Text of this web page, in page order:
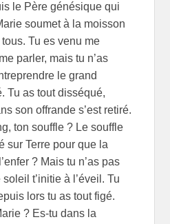
le Père génésique qui
soumet à la moisson
tous. Tu es venu me
parler, mais tu n’as
le grand
Tu as tout disséqué,
son offrande s’est retiré.
ton souffle ? Le souffle
sur Terre pour que la
? Mais tu n’as pas
t’initie à l’éveil. Tu
lors tu as tout figé.
? Es-tu dans la